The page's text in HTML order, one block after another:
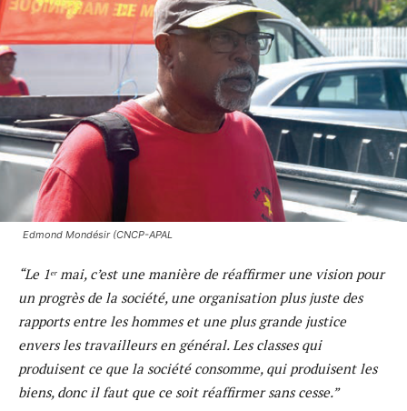
Edmond Mondésir (CNCP-APAL
“Le 1ᵉʳ mai, c’est une manière de réaffirmer une vision pour
un progrès de la société, une organisation plus juste des
rapports entre les hommes et une plus grande justice
envers les travailleurs en général. Les classes qui
produisent ce que la société consomme, qui produisent les
biens, donc il faut que ce soit réaffirmer sans cesse.”